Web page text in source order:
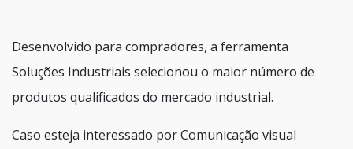
Desenvolvido para compradores, a ferramenta
Soluções Industriais selecionou o maior número de
produtos qualificados do mercado industrial.
Caso esteja interessado por Comunicação visual